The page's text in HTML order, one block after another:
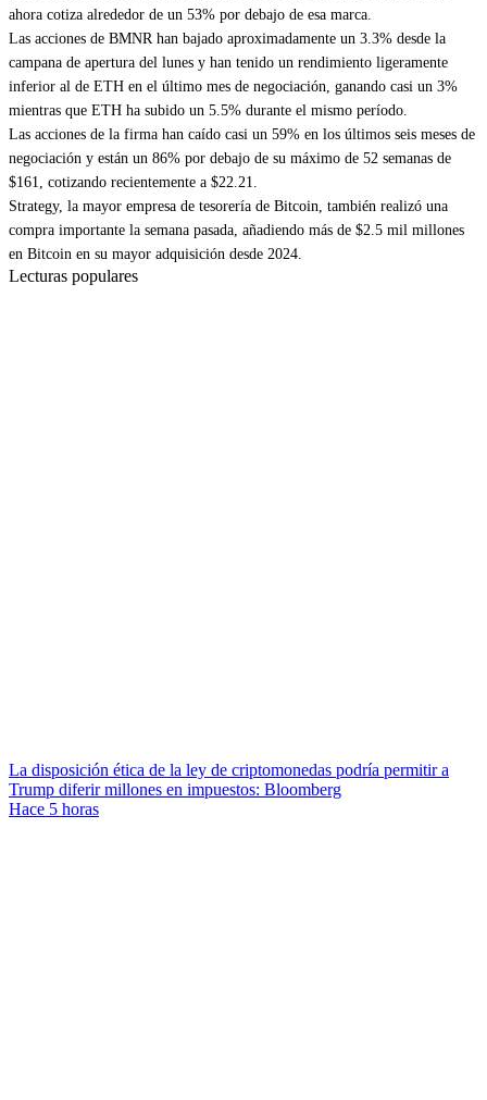
ahora cotiza alrededor de un 53% por debajo de esa marca.
Las acciones de BMNR han bajado aproximadamente un 3.3% desde la
campana de apertura del lunes y han tenido un rendimiento ligeramente
inferior al de ETH en el último mes de negociación, ganando casi un 3%
mientras que ETH ha subido un 5.5% durante el mismo período.
Las acciones de la firma han caído casi un 59% en los últimos seis meses de
negociación y están un 86% por debajo de su máximo de 52 semanas de
$161, cotizando recientemente a $22.21.
Strategy, la mayor empresa de tesorería de Bitcoin, también realizó una
compra importante la semana pasada, añadiendo más de $2.5 mil millones
en Bitcoin en su mayor adquisición desde 2024.
Lecturas populares
La disposición ética de la ley de criptomonedas podría permitir a
Trump diferir millones en impuestos: Bloomberg
Hace 5 horas